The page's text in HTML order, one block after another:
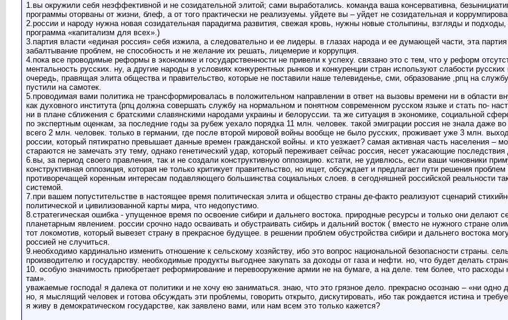
1.вы окружили себя неэффективной и не созидательной элитой; сами выработались. команда ваша консервативна,
программы оторваны от жизни, блеф, а от того практически не реализуемы. уйдете вы – уйдет не созидательная и
2.россии и народу нужна новая созидательная парадигма развития, свежая кровь, нужны новые столыпины, взгляды и
программа «капитализм для всех».)
3.партия власти «единая россия» себя изжила, а следовательно и ее лидеры. в глазах народа и ее думающей части, эта
забалтывание проблем, не способность и не желание их решать, лицемерие и коррупция.
4.пока все проводимые реформы в экономике и государственности не привели к успеху. связано это с тем, что у реформ
ментальность русских. ну, а другие народы в условиях конкурентных рынков и конкуренции стран используют слабости
очередь, правящая элита общества и правительство, которые не поставили наше телевиденье, сми, образование ,рпц на
пустили на самотек.
5.проводимая вами политика не трансформировалась в положительном направлении в ответ на вызовы времени ни в области
как духовного института (рпц должна совершать службу на нормальном и понятном современном русском языке и стать по-
ни в плане сближения с братскими славянскими народами украины и белоруссии. та же ситуация в экономике, социальной
по экспертным оценкам, за последние годы за рубеж уехало порядка 11 млн. человек. такой эмиграции россия не знала даже
всего 2 млн. человек. только в германии, где после второй мировой войны вообще не было русских, проживает уже 3 млн.
россии, который пятикратно превышает данные времен гражданской войны. и кто уезжает? самая активная часть населения –
стараются не замечать эту тему, однако генетический удар, который переживает сейчас россия, несет ужасающие
6.вы, за период своего правления, так и не создали конструктивную оппозицию. кстати, не удивлюсь, если ваши чиновники
конструктивная оппозиция, которая не только критикует правительство, но ищет, обсуждает и предлагает пути решения
противоречащей коренным интересам подавляющего большинства социальных слоев. в сегодняшней российской реальности
системой.
7.при вашем попустительстве в настоящее время политическая элита и общество страны де-факто реализуют сценарий
политической и цивилизованной карты мира, что недопустимо.
8.стратегическая ошибка - упущенное время по освоение сибири и дальнего востока. природные ресурсы и только они делают
планетарным явлением. россии срочно надо осваивать и обустраивать сибирь и дальний восток ( вместо не нужного стране
тот локомотив, который вывезет страну в прекрасное будущее. в решении проблем обустройства сибири и дальнего востока
россией не случиться.
9.необходимо кардинально изменить отношение к сельскому хозяйству, ибо это вопрос национальной безопасности страны.
производителю и государству. необходимые продукты выгоднее закупать за доходы от газа и нефти. но, что будет делать
10. особую значимость приобретает реформирование и перевооружение армии не на бумаге, а на деле. тем более, что
там».
уважаемые господа! я далека от политики и не хочу ею заниматься. знаю, что это грязное дело. прекрасно осознаю – «ни одно
но, я мыслящий человек и готова обсуждать эти проблемы, говорить открыто, дискутировать, ибо так рождается истина и
я живу в демократическом государстве, как заявлено вами, или нам всем это только кажется?